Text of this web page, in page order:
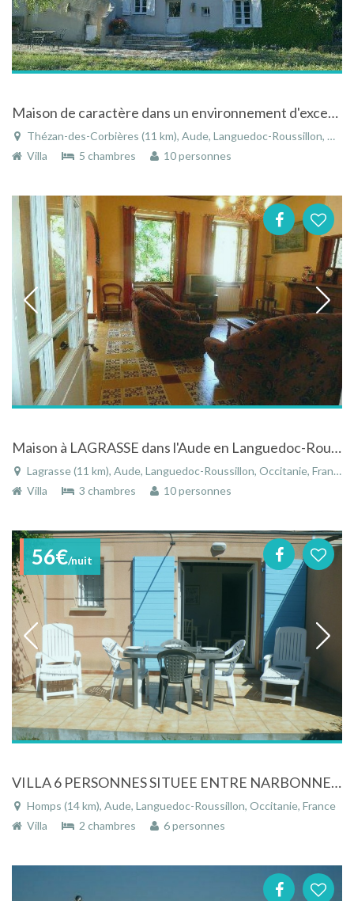
Maison de caractère dans un environnement d'exception à Thézan-des-Corbières
Thézan-des-Corbières (11 km), Aude, Languedoc-Roussillon, Occitanie, France
Villa
5 chambres 10 personnes
Maison à LAGRASSE dans l'Aude en Languedoc-Roussillon proche de la cité de CARCASSONNE
Lagrasse (11 km), Aude, Languedoc-Roussillon, Occitanie, France
Villa
3 chambres 10 personnes
56€/nuit
VILLA 6 PERSONNES SITUEE ENTRE NARBONNE ET CARCASSONNE DANS RESIDENCE SECURISEE
Homps (14 km), Aude, Languedoc-Roussillon, Occitanie, France
Villa
2 chambres 6 personnes